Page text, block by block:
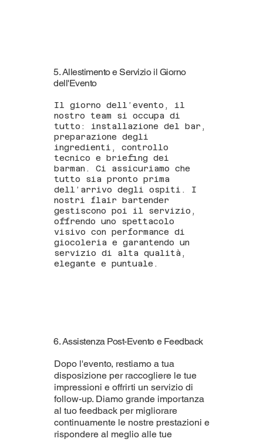
5. Allestimento e Servizio il Giorno
dell'Evento
Il giorno dell’evento, il
nostro team si occupa di
tutto: installazione del bar,
preparazione degli
ingredienti, controllo
tecnico e briefing dei
barman. Ci assicuriamo che
tutto sia pronto prima
dell’arrivo degli ospiti. I
nostri flair bartender
gestiscono poi il servizio,
offrendo uno spettacolo
visivo con performance di
giocoleria e garantendo un
servizio di alta qualità,
elegante e puntuale.
6. Assistenza Post-Evento e Feedback
Dopo l'evento, restiamo a tua
disposizione per raccogliere le tue
impressioni e offrirti un servizio di
follow-up. Diamo grande importanza
al tuo feedback per migliorare
continuamente le nostre prestazioni e
rispondere al meglio alle tue